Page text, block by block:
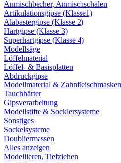
Anmischbecher, Anmischschalen
Artikulationsgipse (Klasse1)
Alabastergipse (Klasse 2)
Hartgipse (Klasse 3)
Superhartgipse (Klasse 4)
Modellsäge
Löffelmaterial
Löffel- & Basisplatten
Abdruckgipse
Modellmaterial & Zahnfleischmasken
Tauchhärter
Gipsverarbeitung
Modellstifte & Socklersysteme
Sonstiges
Sockelsysteme
Doubliermassen
Alles anzeigen
Modellieren, Tiefziehen